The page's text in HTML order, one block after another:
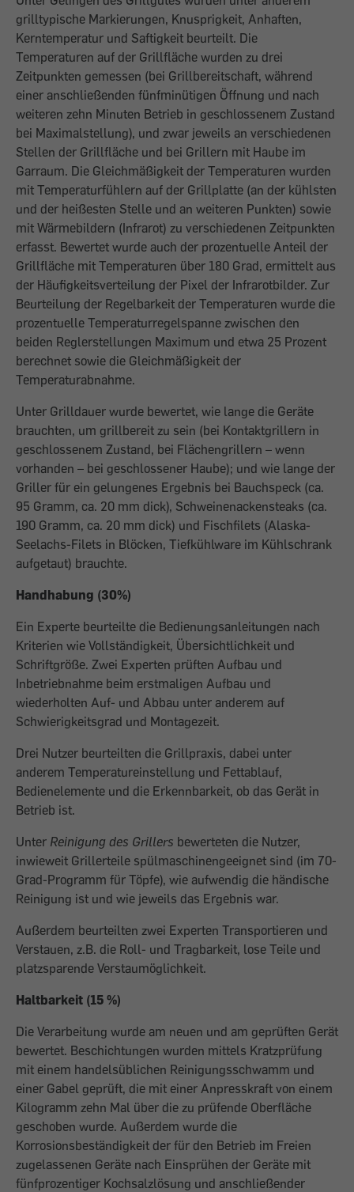
grilltypische Markierungen, Knusprigkeit, Anhaften,
Kerntemperatur und Saftigkeit beurteilt. Die
Temperaturen auf der Grillfläche wurden zu drei
Zeitpunkten gemessen (bei Grillbereitschaft, während
einer anschließenden fünfminütigen Öffnung und nach
weiteren zehn Minuten Betrieb in geschlossenem Zustand
bei Maximalstellung), und zwar jeweils an verschiedenen
Stellen der Grillfläche und bei Grillern mit Haube im
Garraum. Die Gleichmäßigkeit der Temperaturen wurden
mit Temperaturfühlern auf der Grillplatte (an der kühlsten
und der heißesten Stelle und an weiteren Punkten) sowie
mit Wärmebildern (Infrarot) zu verschiedenen Zeitpunkten
erfasst. Bewertet wurde auch der prozentuelle Anteil der
Grillfläche mit Temperaturen über 180 Grad, ermittelt aus
der Häufigkeitsverteilung der Pixel der Infrarotbilder. Zur
Beurteilung der Regelbarkeit der Temperaturen wurde die
prozentuelle Temperaturregelspanne zwischen den
beiden Reglerstellungen Maximum und etwa 25 Prozent
berechnet sowie die Gleich­mäßigkeit der
Temperaturabnahme.
Unter Grilldauer wurde bewertet, wie lange die Geräte
brauchten, um grillbereit zu sein (bei Kontaktgrillern in
geschlossenem Zustand, bei Flächengrillern – wenn
vorhanden – bei geschlossener Haube); und wie lange der
Griller für ein gelungenes Ergebnis bei Bauchspeck (ca.
95 Gramm, ca. 20 mm dick), Schweinenackensteaks (ca.
190 Gramm, ca. 20 mm dick) und Fischfilets (Alaska-
Seelachs-Filets in Blöcken, Tiefkühlware im Kühlschrank
aufgetaut) brauchte.
Handhabung (30%)
Ein Experte beurteilte die Bedienungsanleitungen nach
Kriterien wie Vollständigkeit, Übersichtlichkeit und
Schriftgröße. Zwei Experten prüften Aufbau und
Inbetriebnahme beim erstmaligen Aufbau und
wiederholten Auf- und Abbau unter anderem auf
Schwierigkeitsgrad und Montagezeit.
Drei Nutzer beurteilten die Grillpraxis, dabei unter
anderem Temperatureinstellung und Fettablauf,
Bedienelemente und die Erkennbarkeit, ob das Gerät in
Betrieb ist.
Unter Reinigung des Grillers bewerteten die Nutzer,
inwieweit Grillerteile spülmaschinengeeignet sind (im 70-
Grad-Programm für Töpfe), wie aufwendig die händische
Reinigung ist und wie jeweils das Ergebnis war.
Außerdem beurteilten zwei Experten Transportieren und
Verstauen, z.B. die Roll- und Tragbarkeit, lose Teile und
platzsparende Verstaumöglichkeit.
Haltbarkeit (15 %)
Die Verarbeitung wurde am neuen und am geprüften Gerät
bewertet. Beschichtungen wurden mittels Kratzprüfung
mit einem handelsüblichen Reinigungsschwamm und
einer Gabel geprüft, die mit einer Anpresskraft von einem
Kilogramm zehn Mal über die zu prüfende Oberfläche
geschoben wurde. Außerdem wurde die
Korrosionsbeständigkeit der für den Betrieb im Freien
zugelassenen Geräte nach Einsprühen der Geräte mit
fünfprozentiger Kochsalzlösung und anschließender